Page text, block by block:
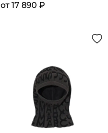
от 17 890 ₽